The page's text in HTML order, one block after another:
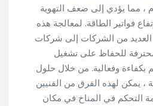
، مما يؤدي إلى ضعف التهوية
فواتير الطاقة. لمعالجة هذه
العديد من الشركات إلى شركات
للحفاظ على تشغيل
بكفاءة وفعالية. من خلال حلول
، يمكن لهذه الفرق من الفنيين
التحكم في المناخ في مكان